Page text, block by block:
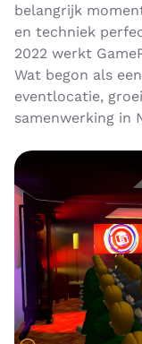
belangrijk
en techniek
2022 werkt
Wat begon als
eventlocatie,
samenwerking in